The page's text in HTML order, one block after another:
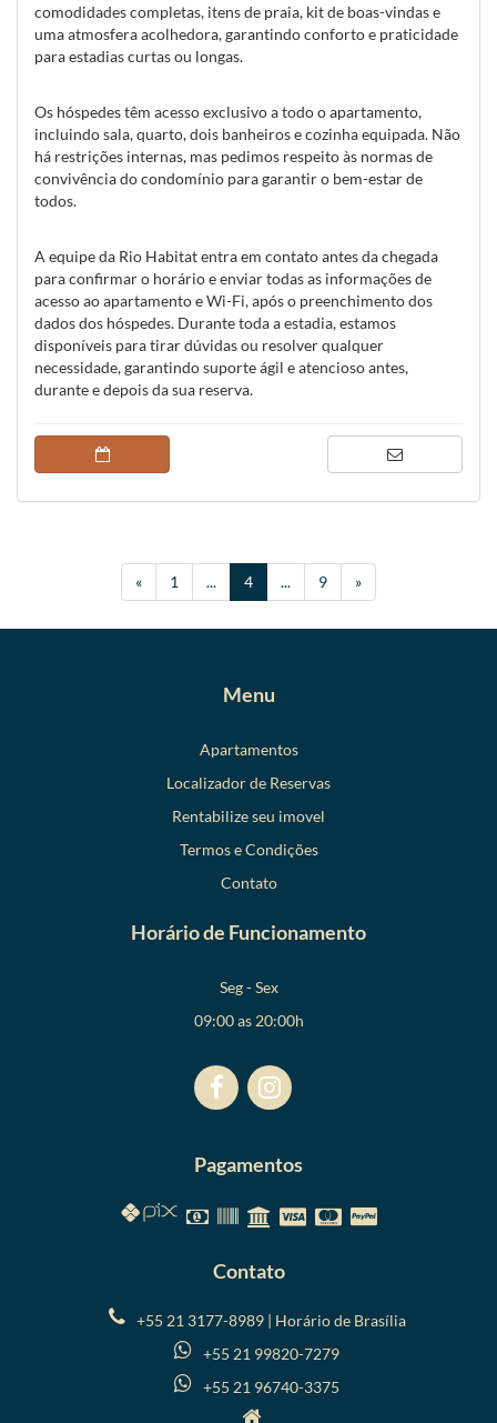
comodidades completas, itens de praia, kit de boas-vindas e
uma atmosfera acolhedora, garantindo conforto e praticidade
para estadias curtas ou longas.
Os hóspedes têm acesso exclusivo a todo o apartamento,
incluindo sala, quarto, dois banheiros e cozinha equipada. Não
há restrições internas, mas pedimos respeito às normas de
convivência do condomínio para garantir o bem-estar de
todos.
A equipe da Rio Habitat entra em contato antes da chegada
para confirmar o horário e enviar todas as informações de
acesso ao apartamento e Wi-Fi, após o preenchimento dos
dados dos hóspedes. Durante toda a estadia, estamos
disponíveis para tirar dúvidas ou resolver qualquer
necessidade, garantindo suporte ágil e atencioso antes,
durante e depois da sua reserva.
« 1 ... 4(current)
... 9 »
Menu
Apartamentos
Localizador de Reservas
Rentabilize seu imovel
Termos e Condições
Contato
Horário de Funcionamento
Seg - Sex
09:00 as 20:00h
Pagamentos
Contato
+55 21 3177-8989 | Horário de Brasília
+55 21 99820-7279
+55 21 96740-3375